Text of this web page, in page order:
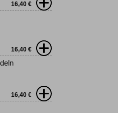
16,40 €
16,40 €
16,40 €